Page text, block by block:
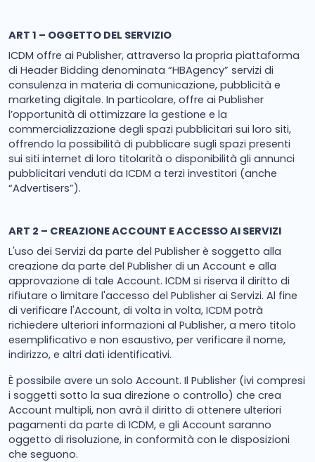
ART 1 – OGGETTO DEL SERVIZIO
ICDM offre ai Publisher, attraverso la propria piattaforma
di Header Bidding denominata “HBAgency” servizi di
consulenza in materia di comunicazione, pubblicità e
marketing digitale. In particolare, offre ai Publisher
l’opportunità di ottimizzare la gestione e la
commercializzazione degli spazi pubblicitari sui loro siti,
offrendo la possibilità di pubblicare sugli spazi presenti
sui siti internet di loro titolarità o disponibilità gli annunci
pubblicitari venduti da ICDM a terzi investitori (anche
“Advertisers”).
ART 2 – CREAZIONE ACCOUNT E ACCESSO AI SERVIZI
L'uso dei Servizi da parte del Publisher è soggetto alla
creazione da parte del Publisher di un Account e alla
approvazione di tale Account. ICDM si riserva il diritto di
rifiutare o limitare l'accesso del Publisher ai Servizi. Al fine
di verificare l'Account, di volta in volta, ICDM potrà
richiedere ulteriori informazioni al Publisher, a mero titolo
esemplificativo e non esaustivo, per verificare il nome,
indirizzo, e altri dati identificativi.
È possibile avere un solo Account. Il Publisher (ivi compresi
i soggetti sotto la sua direzione o controllo) che crea
Account multipli, non avrà il diritto di ottenere ulteriori
pagamenti da parte di ICDM, e gli Account saranno
oggetto di risoluzione, in conformità con le disposizioni
che seguono.